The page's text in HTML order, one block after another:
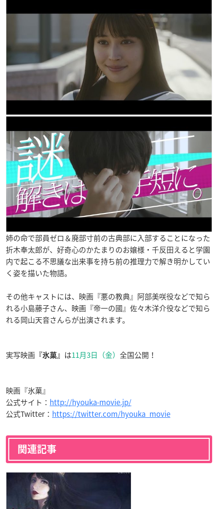
姉の命で部員ゼロ＆廃部寸前の古典部に入部することになった
折木奉太郎が、好奇心のかたまりのお嬢様・千反田えると学園
内で起こる不思議な出来事を持ち前の推理力で解き明かしてい
く姿を描いた物語。
その他キャストには、映画『悪の教典』阿部美咲役などで知ら
れる小島藤子さん、映画『帝一の國』佐々木洋介役などで知ら
れる岡山天音さんらが出演されます。
実写映画 『氷菓』 は11月3日（金） 全国公開！
映画『氷菓』
公式サイト： http://hyouka-movie.jp/
公式Twitter： https://twitter.com/hyouka_movie
関連記事